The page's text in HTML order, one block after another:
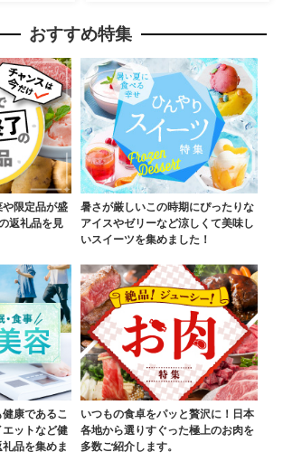
おすすめ特集
限定品が盛
返礼品を見
暑さが厳しいこの時期にぴったりな
アイスやゼリーなど涼しくて美味し
いスイーツを集めました！
康であるこ
エットなど健
品を集めま
いつもの食卓をパッと贅沢に！日本
各地から選りすぐった極上のお肉を
多数ご紹介します。